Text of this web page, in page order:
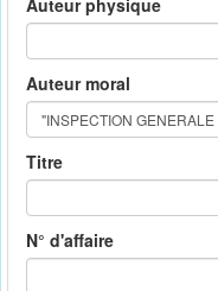
Auteur moral
Titre
N° d'affaire